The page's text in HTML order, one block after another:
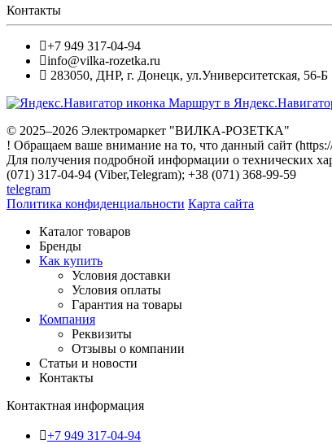
Контакты
+7 949 317-04-94
info@vilka-rozetka.ru
283050, ДНР, г. Донецк, ул.Университетская, 56-Б
Маршрут в
© 2025–2026 Электромаркет "ВИЛКА-РОЗЕТКА"
! Обращаем ваше внимание на то, что данный сайт
Для получения подробной информации о технических
(071) 317-04-94 (Viber,Telegram); +38 (071) 368-99-59
telegram
Политика конфиденциальности Карта сайта
Каталог товаров
Бренды
Как купить
Условия доставки
Условия оплаты
Гарантия на товары
Компания
Реквизиты
Отзывы о компании
Статьи и новости
Контакты
Контактная информация
+7 949 317-04-94